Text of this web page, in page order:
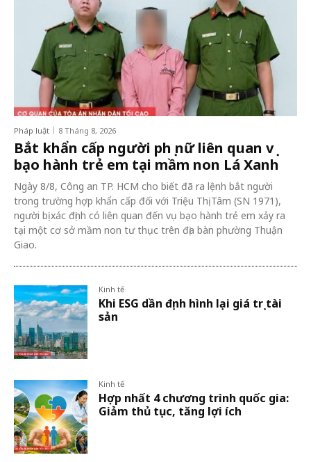
Pháp luật 8 Tháng 8, 2026
Bắt khẩn cấp người phụ nữ liên quan vụ
bạo hành trẻ em tại mầm non Lá Xanh
Ngày 8/8, Công an TP. HCM cho biết đã ra lệnh bắt người
trong trường hợp khẩn cấp đối với Triệu Thị Tâm (SN 1971),
người bị xác định có liên quan đến vụ bạo hành trẻ em xảy ra
tại một cơ sở mầm non tư thục trên địa bàn phường Thuận
Giao.
Kinh tế
Khi ESG dần định hình lại giá trị tài
sản
Kinh tế
Hợp nhất 4 chương trình quốc gia:
Giảm thủ tục, tăng lợi ích